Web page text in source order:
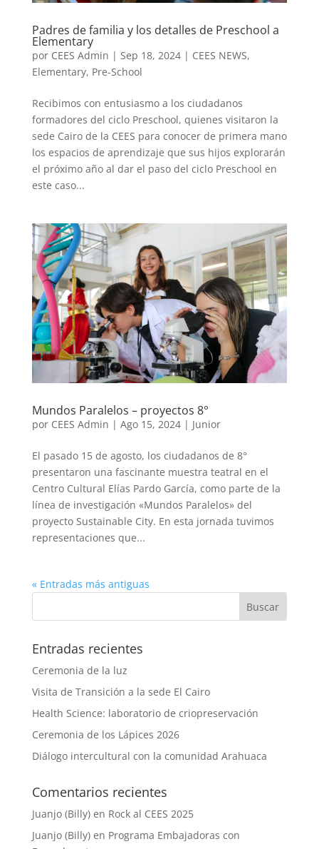
Padres de familia y los detalles de Preschool a
Elementary
por CEES Admin | Sep 18, 2024| CEES NEWS,
Elementary, Pre-School
Recibimos con entusiasmo a los ciudadanos
formadores del ciclo Preschool, quienes visitaron la
sede Cairo de la CEES para conocer de primera mano
los espacios de aprendizaje que sus hijos explorarán
el próximo año al dar el paso del ciclo Preschool en
este caso...
Mundos Paralelos – proyectos 8°
por CEES Admin | Ago 15, 2024| Junior
El pasado 15 de agosto, los ciudadanos de 8°
presentaron una fascinante muestra teatral en el
Centro Cultural Elías Pardo García, como parte de la
línea de investigación «Mundos Paralelos» del
proyecto Sustainable City. En esta jornada tuvimos
representaciones que...
« Entradas más antiguas
Entradas recientes
Ceremonia de la luz
Visita de Transición a la sede El Cairo
Health Science: laboratorio de criopreservación
Ceremonia de los Lápices 2026
Diálogo intercultural con la comunidad Arahuaca
Comentarios recientes
Juanjo (Billy)en Rock al CEES 2025
Juanjo (Billy)en Programa Embajadoras con